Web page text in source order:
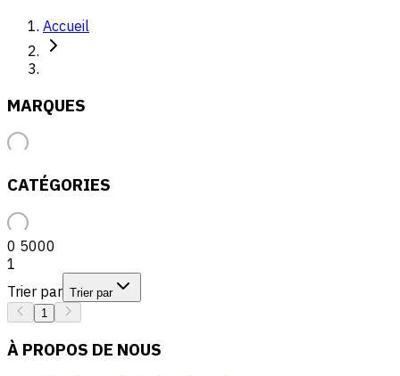
Accueil
MARQUES
CATÉGORIES
0 5000
1
Trier par Trier par
1
À PROPOS DE NOUS